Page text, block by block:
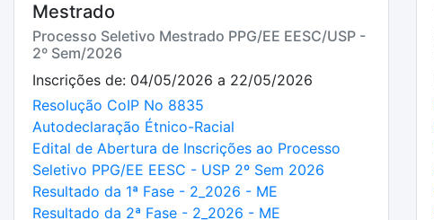
Mestrado
Processo Seletivo Mestrado PPG/EE EESC/USP -
2º Sem/2026
Inscrições de: 04/05/2026 a 22/05/2026
Resolução CoIP No 8835
Autodeclaração Étnico-Racial
Edital de Abertura de Inscrições ao Processo
Seletivo PPG/EE EESC - USP 2º Sem 2026
Resultado da 1ª Fase - 2_2026 - ME
Resultado da 2ª Fase - 2_2026 - ME